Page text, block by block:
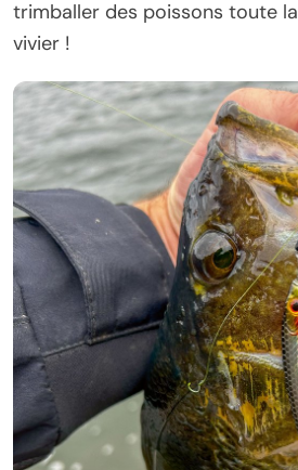
trimballer des poissons toute
vivier !